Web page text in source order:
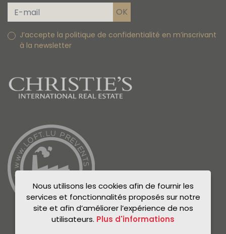
J’accepte la politique de confidentialité en m’inscrivant
à la newsletter
Nous utilisons les cookies afin de fournir les
services et fonctionnalités proposés sur notre
site et afin d’améliorer l’expérience de nos
utilisateurs. Plus d'informations